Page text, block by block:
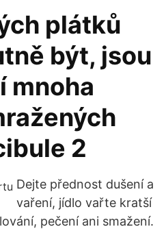
plátků
být, jsou
mnoha
2
Dejte přednost dušení a
vaření, jídlo vařte kratší
pečení ani smažení.